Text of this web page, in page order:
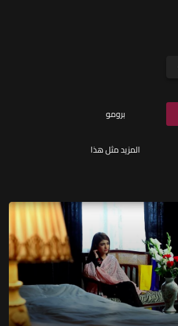
برومو
المزيد مثل هذا